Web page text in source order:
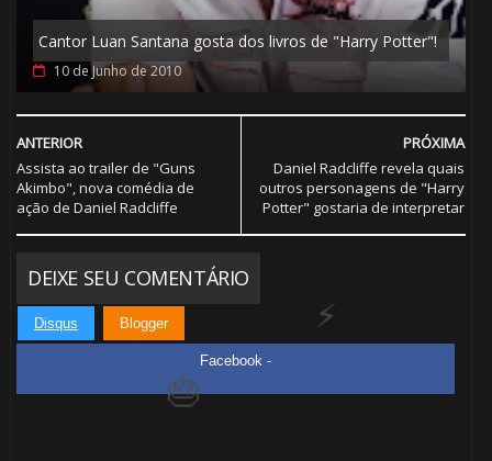
Cantor Luan Santana gosta dos livros de "Harry Potter"!
10 de Junho de 2010
PRÓXIMA
Daniel Radcliffe revela quais
outros personagens de "Harry
Potter" gostaria de interpretar
ANTERIOR
Assista ao trailer de "Guns
Akimbo", nova comédia de
ação de Daniel Radcliffe
DEIXE SEU COMENTÁRIO
Disqus Blogger
Facebook -